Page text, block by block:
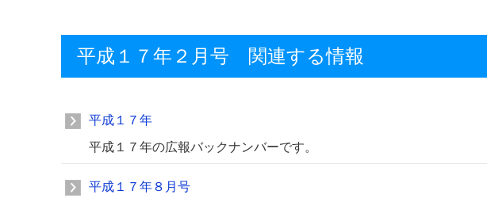
平成１７年２月号 関連する情報
平成１７年
平成１７年の広報バックナンバーです。
平成１７年８月号